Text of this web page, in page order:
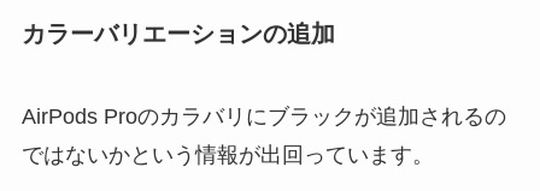
カラーバリエーションの追加
AirPods Proのカラバリにブラックが追加されるの
ではないかという情報が出回っています。